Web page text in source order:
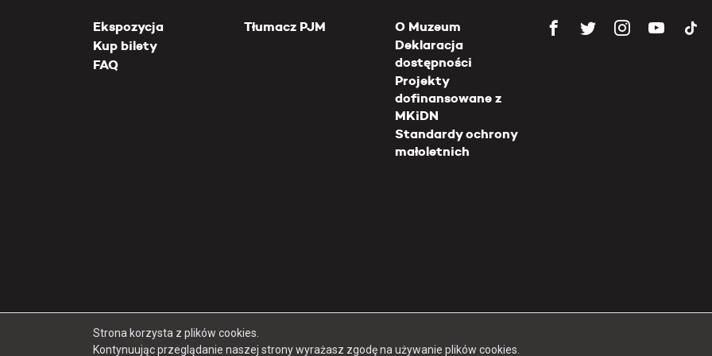
Ekspozycja
Kup bilety
FAQ
Tłumacz PJM
O Muzeum
Deklaracja
dostępności
Projekty
dofinansowane z
MKiDN
Standardy ochrony
małoletnich
Copyright 2026 Muzeum Powstania Warszawskiego
Strona korzysta z plików cookies.
Kontynuując przeglądanie naszej strony wyrażasz zgodę na używanie plików cookies.